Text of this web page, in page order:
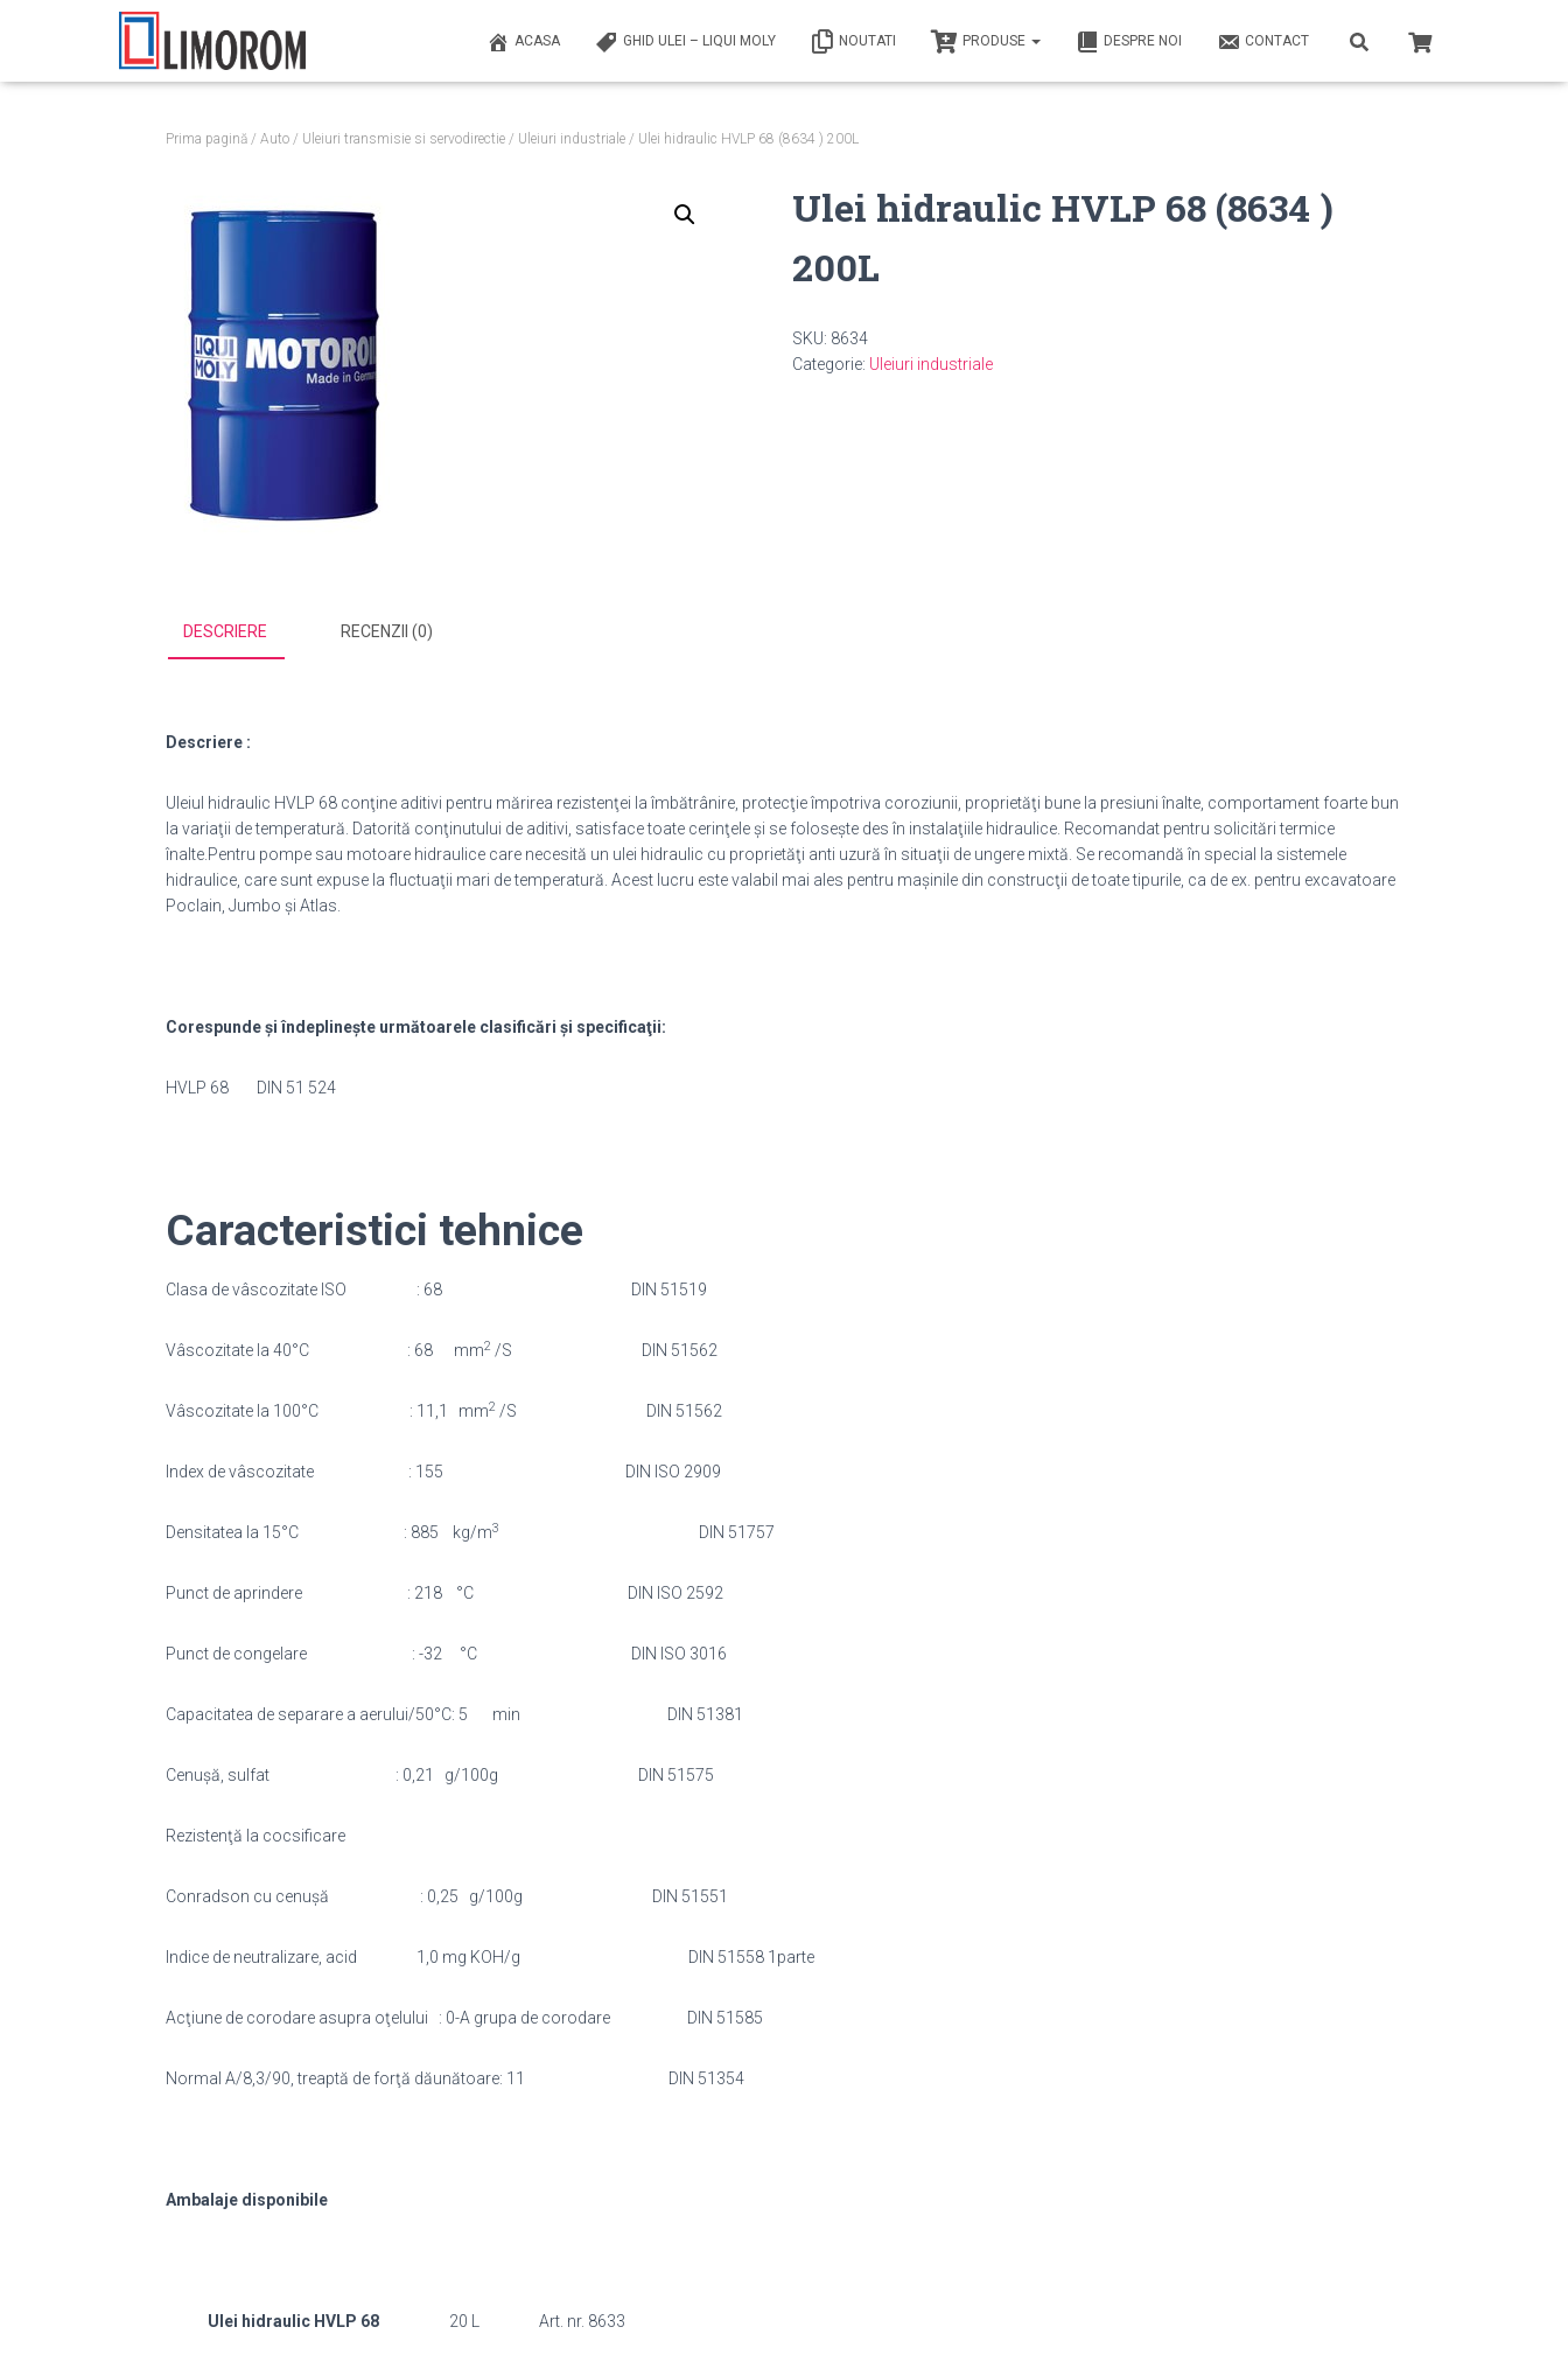
ACASA GHID ULEI – LIQUI MOLY NOUTATI PRODUSE DESPRE NOI CONTACT
Prima pagină / Auto / Uleiuri transmisie si servodirectie / Uleiuri industriale / Ulei hidraulic HVLP 68 (8634 ) 200L
Ulei hidraulic HVLP 68 (8634 )
200L
SKU: 8634
Categorie: Uleiuri industriale
DESCRIERE RECENZII (0)
Descriere :
Uleiul hidraulic HVLP 68 conţine aditivi pentru mărirea rezistenţei la îmbătrânire, protecţie împotriva coroziunii, proprietăţi bune la presiuni înalte, comportament foarte bun
la variaţii de temperatură. Datorită conţinutului de aditivi, satisface toate cerinţele şi se foloseşte des în instalaţiile hidraulice. Recomandat pentru solicitări termice
înalte.Pentru pompe sau motoare hidraulice care necesită un ulei hidraulic cu proprietăţi anti uzură în situaţii de ungere mixtă. Se recomandă în special la sistemele
hidraulice, care sunt expuse la fluctuaţii mari de temperatură. Acest lucru este valabil mai ales pentru maşinile din construcţii de toate tipurile, ca de ex. pentru excavatoare
Poclain, Jumbo şi Atlas.
Corespunde şi îndeplineşte următoarele clasificări şi specificaţii:
HVLP 68 DIN 51 524
Caracteristici tehnice
Clasa de vâscozitate ISO : 68 DIN 51519
Vâscozitate la 40°C : 68 mm2 /S DIN 51562
Vâscozitate la 100°C : 11,1 mm2 /S DIN 51562
Index de vâscozitate : 155 DIN ISO 2909
Densitatea la 15°C : 885 kg/m3 DIN 51757
Punct de aprindere : 218 °C DIN ISO 2592
Punct de congelare : -32 °C DIN ISO 3016
Capacitatea de separare a aerului/50°C: 5 min DIN 51381
Cenuşă, sulfat : 0,21 g/100g DIN 51575
Rezistenţă la cocsificare
Conradson cu cenuşă : 0,25 g/100g DIN 51551
Indice de neutralizare, acid 1,0 mg KOH/g DIN 51558 1parte
Acţiune de corodare asupra oţelului : 0-A grupa de corodare DIN 51585
Normal A/8,3/90, treaptă de forţă dăunătoare: 11 DIN 51354
Ambalaje disponibile
Ulei hidraulic HVLP 68 20 L Art. nr. 8633